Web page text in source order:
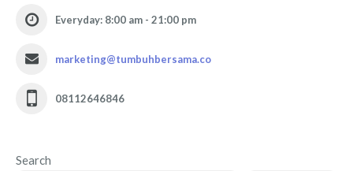
Everyday: 8:00 am - 21:00 pm
marketing@tumbuhbersama.co
08112646846
Search